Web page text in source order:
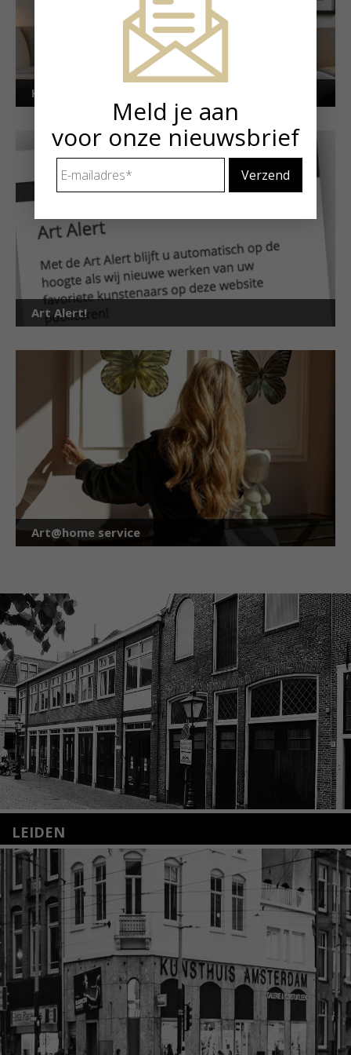
Kunstuitleen voor particulieren
Art Alert!
Art@home service
LEIDEN
Nieuwstraat 35
2312 KA Leiden
+31(0)71 – 52 84 480
info@kunsthuisleiden.nl
Lees meer
Meld je aan
voor onze nieuwsbrief
mailadres *